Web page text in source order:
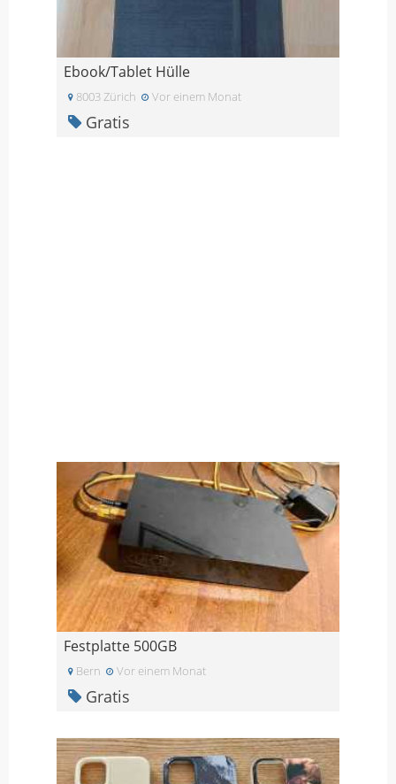
Ebook/Tablet Hülle
8003 Zürich Vor einem Monat
Gratis
Festplatte 500GB
Bern Vor einem Monat
Gratis